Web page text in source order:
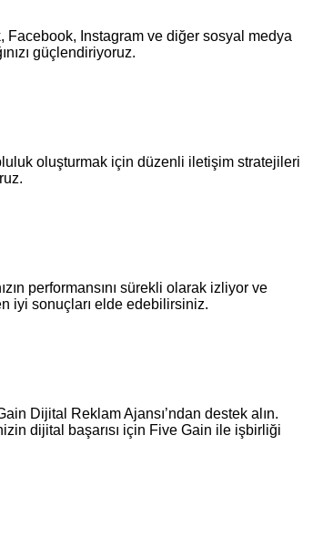
Facebook, Instagram ve diğer sosyal medya
güçlendiriyoruz.
oluşturmak için düzenli iletişim stratejileri
performansını sürekli olarak izliyor ve
iyi sonuçları elde edebilirsiniz.
Dijital Reklam Ajansı’ndan destek alın.
dijital başarısı için Five Gain ile işbirliği